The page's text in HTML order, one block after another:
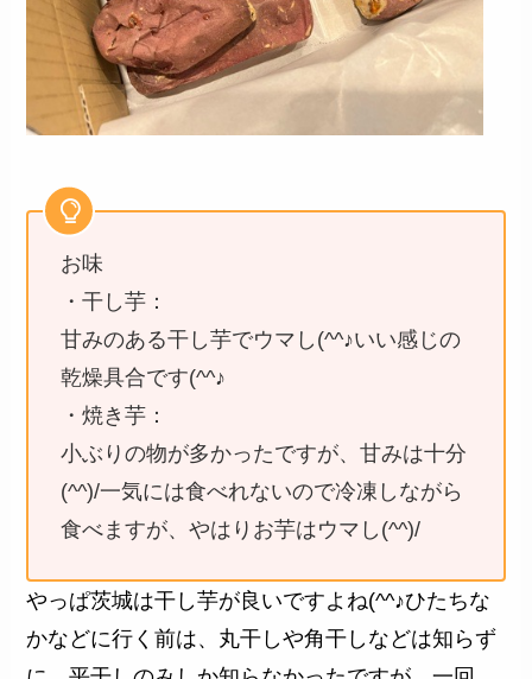
お味
・干し芋：
甘みのある干し芋でウマし(^^♪いい感じの
乾燥具合です(^^♪
・焼き芋：
小ぶりの物が多かったですが、甘みは十分
(^^)/一気には食べれないので冷凍しながら
食べますが、やはりお芋はウマし(^^)/
やっぱ茨城は干し芋が良いですよね(^^♪ひたちな
かなどに行く前は、丸干しや角干しなどは知らず